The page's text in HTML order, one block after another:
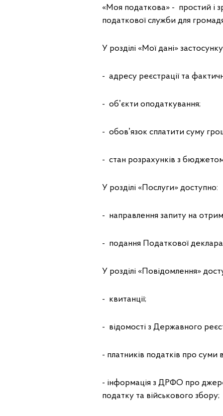
«Моя податкова» - простий і
податкової служби для
У розділі «Мої дані»
- адресу реєстрації та
- обʼєкти оподаткування;
- обовʼязок сплатити суму
- стан розрахунків з
У розділі «Послуги» доступно:
- направлення запиту на
- подання Податкової
У розділі «Повідомлення»
- квитанції;
- відомості з Державного
- платників податків про
- інформація з ДРФО про
податку та військового збору;